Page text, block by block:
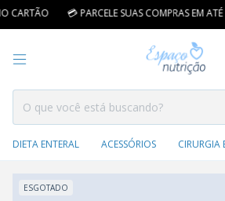
CARTÃO 💳 PARCELE SUAS COMPRAS EM ATÉ
DIETA ENTERAL ACESSÓRIOS CIRURGIA
ESGOTADO